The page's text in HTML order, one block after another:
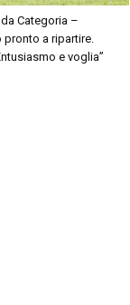
Categoria –
pronto a ripartire.
e voglia”